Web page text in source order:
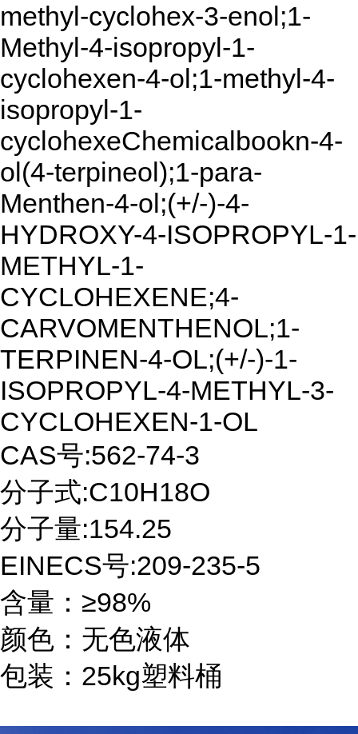
methyl-cyclohex-3-enol;1-
Methyl-4-isopropyl-1-
cyclohexen-4-ol;1-methyl-4-
isopropyl-1-
cyclohexeChemicalbookn-4-
ol(4-terpineol);1-para-
Menthen-4-ol;(+/-)-4-
HYDROXY-4-ISOPROPYL-1-
METHYL-1-
CYCLOHEXENE;4-
CARVOMENTHENOL;1-
TERPINEN-4-OL;(+/-)-1-
ISOPROPYL-4-METHYL-3-
CYCLOHEXEN-1-OL
CAS号:562-74-3
分子式:C10H18O
分子量:154.25
EINECS号:209-235-5
含量：≥98%
颜色：无色液体
包装：25kg塑料桶